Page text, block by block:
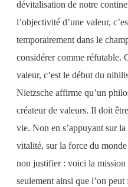
dévitalisation de notre
l’objectivité d’une valeur,
temporairement dans le
considérer comme réfutable.
valeur, c’est le début du
Nietzsche affirme qu’un
créateur de valeurs. Il doit
vie. Non en s’appuyant sur
vitalité, sur la force du
non justifier : voici la mission
seulement ainsi que l’on